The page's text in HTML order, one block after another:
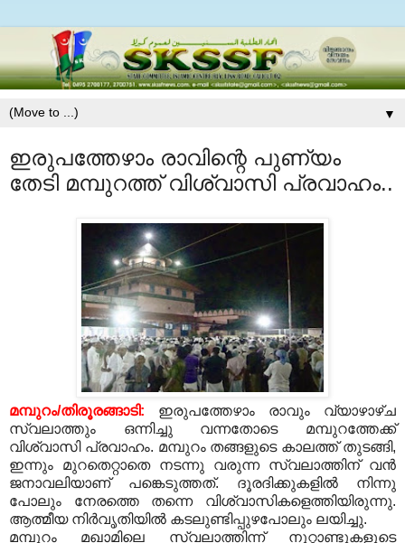
▼
ഇരുപത്തേഴാം രാവിന്റെ പുണ്യം
തേടി മമ്പുറത്ത് വിശ്വാസി പ്രവാഹം..
മമ്പുറം/തിരൂരങ്ങാടി: ഇരുപത്തേഴാം രാവും വ്യാഴാഴ്ച
സ്വലാത്തും ഒന്നിച്ചു വന്നതോടെ മമ്പുറത്തേക്ക്
വിശ്വാസി പ്രവാഹം. മമ്പുറം തങ്ങളുടെ കാലത്ത് തുടങ്ങി,
ഇന്നും മുറതെറ്റാതെ നടന്നു വരുന്ന സ്വലാത്തിന് വന്‍
ജനാവലിയാണ് പങ്കെടുത്തത്. ദൂരദിക്കുകളില്‍ നിന്നു
പോലും നേരത്തെ തന്നെ വിശ്വാസികളെത്തിയിരുന്നു.
ആത്മീയ നിര്‍വൃതിയില്‍ കടലുണ്ടിപ്പുഴപോലും ലയിച്ചു.
മമ്പുറം മഖാമിലെ സ്വലാത്തിന്ന് നൂറ്റാണ്ടുകളുടെ